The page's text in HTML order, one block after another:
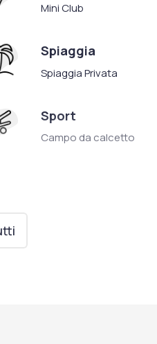
Mini Club
Spiaggia
Spiaggia Privata
Sport
Campo da calcetto